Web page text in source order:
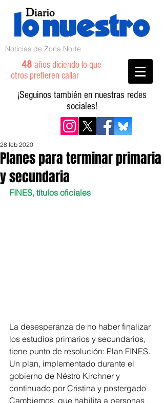
Noticias de Zona Norte
48 años diciendo lo que
otros prefieren callar
¡Seguinos también en nuestras redes
sociales!
Planes para terminar primaria
y secundaria
28 feb 2020
FINES, títulos oficiales
La desesperanza de no haber finalizar
los estudios primarios y secundarios,
tiene punto de resolución: Plan FINES.
Un plan, implementado durante el
gobierno de Néstro Kirchner y
continuado por Cristina y postergado
Cambiemos, que habilita a personas